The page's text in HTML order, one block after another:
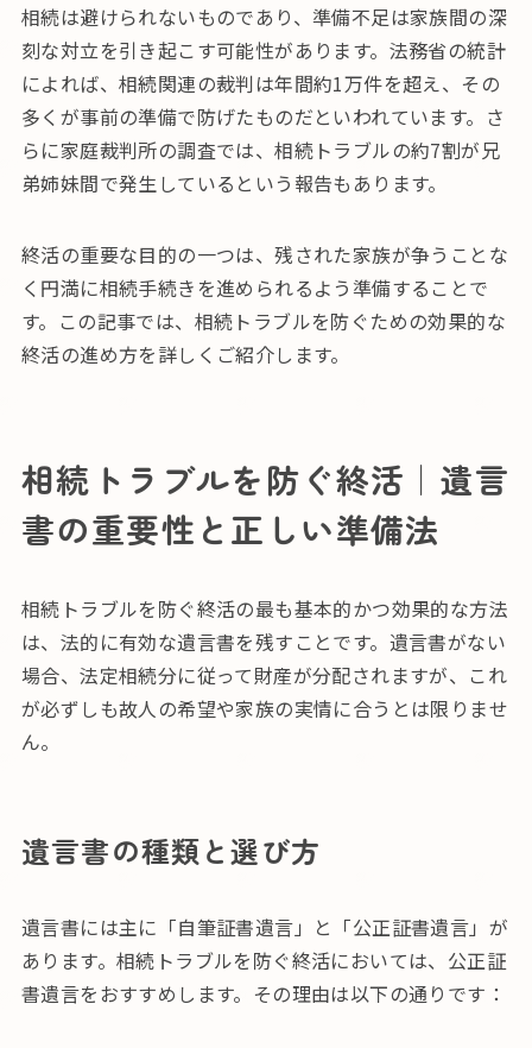
相続は避けられないものであり、準備不足は家族間の深
刻な対立を引き起こす可能性があります。法務省の統計
によれば、相続関連の裁判は年間約1万件を超え、その
多くが事前の準備で防げたものだといわれています。さ
らに家庭裁判所の調査では、相続トラブルの約7割が兄
弟姉妹間で発生しているという報告もあります。
終活の重要な目的の一つは、残された家族が争うことな
く円満に相続手続きを進められるよう準備することで
す。この記事では、相続トラブルを防ぐための効果的な
終活の進め方を詳しくご紹介します。
相続トラブルを防ぐ終活｜遺言
書の重要性と正しい準備法
相続トラブルを防ぐ終活の最も基本的かつ効果的な方法
は、法的に有効な遺言書を残すことです。遺言書がない
場合、法定相続分に従って財産が分配されますが、これ
が必ずしも故人の希望や家族の実情に合うとは限りませ
ん。
遺言書の種類と選び方
遺言書には主に「自筆証書遺言」と「公正証書遺言」が
あります。相続トラブルを防ぐ終活においては、公正証
書遺言をおすすめします。その理由は以下の通りです：